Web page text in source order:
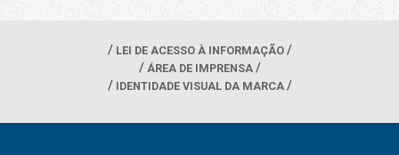
LEI DE ACESSO À INFORMAÇÃO
ÁREA DE IMPRENSA
IDENTIDADE VISUAL DA MARCA